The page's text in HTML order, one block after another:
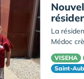
La
Médoc
VISEHA
Saint-